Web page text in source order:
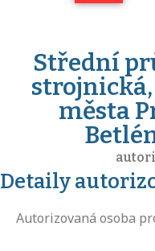
Střední
města
Detaily
Autorizovaná osoba